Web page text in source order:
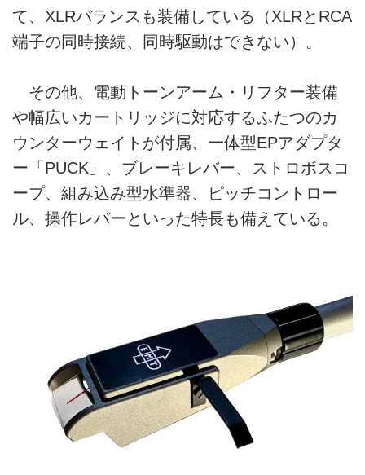
て、XLRバランスも装備している（XLRとRCA
端子の同時接続、同時駆動はできない）。
その他、電動トーンアーム・リフター装備
や幅広いカートリッジに対応するふたつのカ
ウンターウェイトが付属、一体型EPアダプタ
ー「PUCK」、ブレーキレバー、ストロボスコ
ープ、組み込み型水準器、ピッチコントロー
ル、操作レバーといった特長も備えている。